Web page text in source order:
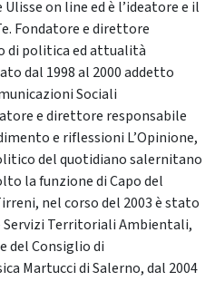
on line ed è l’ideatore e il
Fondatore e direttore
di politica ed attualità
dal 1998 al 2000 addetto
Sociali
e direttore responsabile
e riflessioni L’Opinione,
del quotidiano salernitano
la funzione di Capo del
nel corso del 2003 è stato
Servizi Territoriali Ambientali,
del Consiglio di
Martucci di Salerno, dal 2004